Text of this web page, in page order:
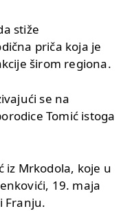
stiže
priča koja je
širom regiona.
se na
Tomić istoga
iz Mrkodola, koje u
19. maja
Franju.